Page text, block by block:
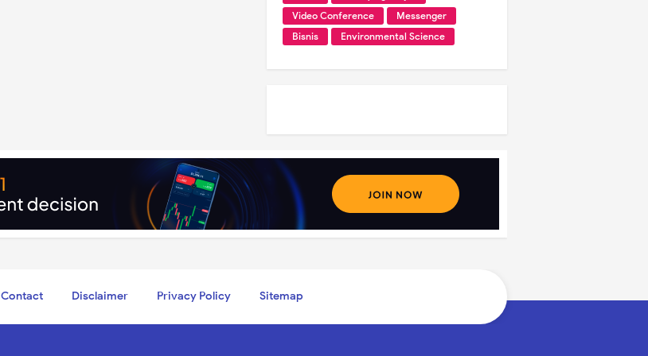
Video Conference
Messenger
Bisnis
Environmental Science
Contact Disclaimer Privacy Policy Sitemap